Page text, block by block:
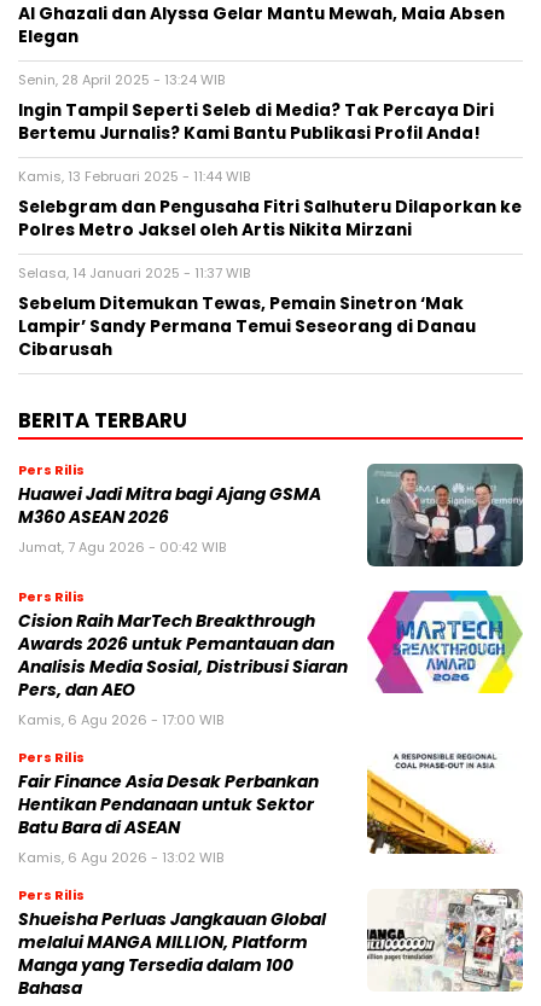
Al Ghazali dan Alyssa Gelar Mantu Mewah, Maia Absen
Elegan
Senin, 28 April 2025 - 13:24 WIB
Ingin Tampil Seperti Seleb di Media? Tak Percaya Diri
Bertemu Jurnalis? Kami Bantu Publikasi Profil Anda!
Kamis, 13 Februari 2025 - 11:44 WIB
Selebgram dan Pengusaha Fitri Salhuteru Dilaporkan ke
Polres Metro Jaksel oleh Artis Nikita Mirzani
Selasa, 14 Januari 2025 - 11:37 WIB
Sebelum Ditemukan Tewas, Pemain Sinetron ‘Mak
Lampir’ Sandy Permana Temui Seseorang di Danau
Cibarusah
BERITA TERBARU
Pers Rilis
Huawei Jadi Mitra bagi Ajang GSMA
M360 ASEAN 2026
Jumat, 7 Agu 2026 - 00:42 WIB
Pers Rilis
Cision Raih MarTech Breakthrough
Awards 2026 untuk Pemantauan dan
Analisis Media Sosial, Distribusi Siaran
Pers, dan AEO
Kamis, 6 Agu 2026 - 17:00 WIB
Pers Rilis
Fair Finance Asia Desak Perbankan
Hentikan Pendanaan untuk Sektor
Batu Bara di ASEAN
Kamis, 6 Agu 2026 - 13:02 WIB
Pers Rilis
Shueisha Perluas Jangkauan Global
melalui MANGA MILLION, Platform
Manga yang Tersedia dalam 100
Bahasa